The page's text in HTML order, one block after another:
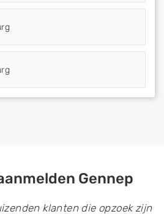
Gennep
klanten die opzoek zijn